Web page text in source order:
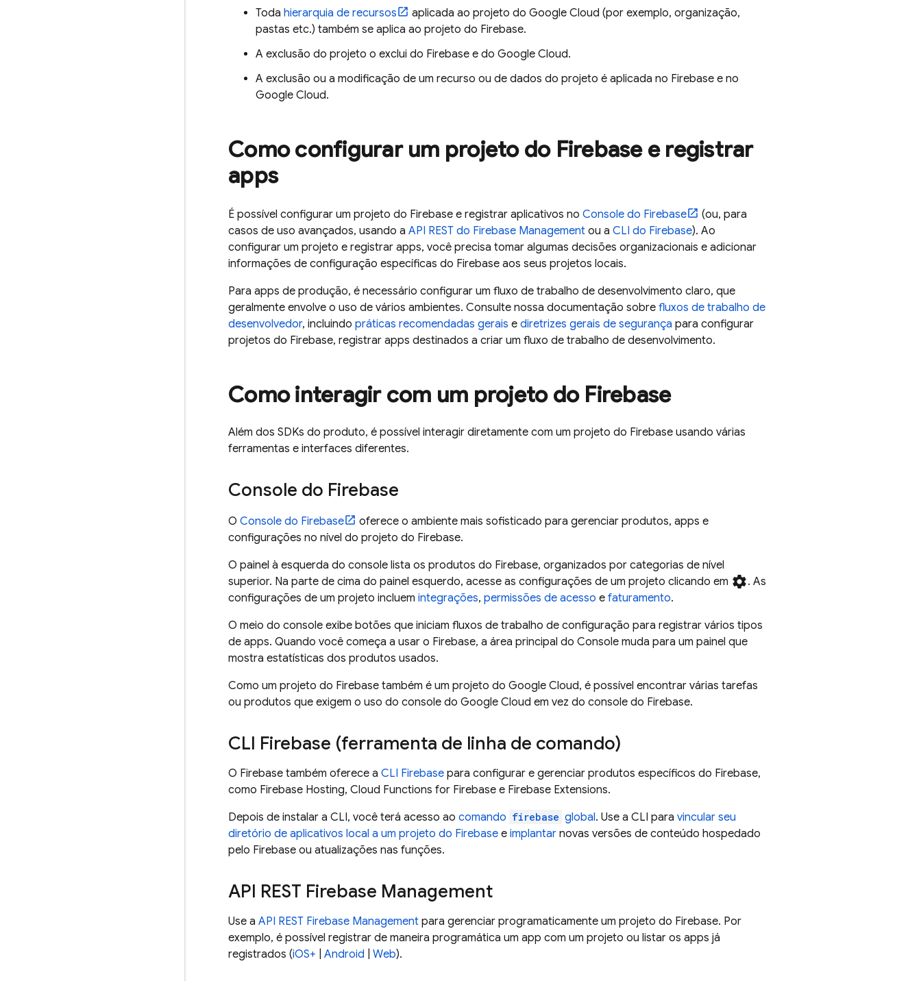
Toda hierarquia de recursos aplicada ao projeto do Google Cloud (por exemplo, organização,
pastas etc.) também se aplica ao projeto do Firebase.
A exclusão do projeto o exclui do Firebase e do Google Cloud.
A exclusão ou a modificação de um recurso ou de dados do projeto é aplicada no Firebase e no
Google Cloud.
Como configurar um projeto do Firebase e registrar
apps
É possível configurar um projeto do Firebase e registrar aplicativos no Console do Firebase
(ou, para
casos de uso avançados, usando a API REST do Firebase Management ou a CLI do Firebase). Ao
configurar um projeto e registrar apps, você precisa tomar algumas decisões organizacionais e adicionar
informações de configuração específicas do Firebase aos seus projetos locais.
Para apps de produção, é necessário configurar um fluxo de trabalho de desenvolvimento claro, que
geralmente envolve o uso de vários ambientes. Consulte nossa documentação sobre fluxos de trabalho de
desenvolvedor, incluindo práticas recomendadas gerais e diretrizes gerais de segurança para configurar
projetos do Firebase, registrar apps destinados a criar um fluxo de trabalho de desenvolvimento.
Como interagir com um projeto do Firebase
Além dos SDKs do produto, é possível interagir diretamente com um projeto do Firebase usando várias
ferramentas e interfaces diferentes.
Console do Firebase
O Console do Firebase
oferece o ambiente mais sofisticado para gerenciar produtos, apps e
configurações no nível do projeto do Firebase.
O painel à esquerda do console lista os produtos do Firebase, organizados por categorias de nível
superior. Na parte de cima do painel esquerdo, acesse as configurações de um projeto clicando em settings. As
configurações de um projeto incluem integrações, permissões de acesso e faturamento.
O meio do console exibe botões que iniciam fluxos de trabalho de configuração para registrar vários tipos
de apps. Quando você começa a usar o Firebase, a área principal do Console muda para um painel que
mostra estatísticas dos produtos usados.
Como um projeto do Firebase também é um projeto do Google Cloud, é possível encontrar várias tarefas
ou produtos que exigem o uso do console do Google Cloud em vez do console do Firebase.
CLI Firebase (ferramenta de linha de comando)
O Firebase também oferece a CLI Firebase para configurar e gerenciar produtos específicos do Firebase,
como Firebase Hosting, Cloud Functions for Firebase e Firebase Extensions.
Depois de instalar a CLI, você terá acesso ao comando firebase global. Use a CLI para vincular seu
diretório de aplicativos local a um projeto do Firebase e implantar novas versões de conteúdo hospedado
pelo Firebase ou atualizações nas funções.
API REST Firebase Management
Use a API REST Firebase Management para gerenciar programaticamente um projeto do Firebase. Por
exemplo, é possível registrar de maneira programática um app com um projeto ou listar os apps já
registrados (iOS+ Android Web).